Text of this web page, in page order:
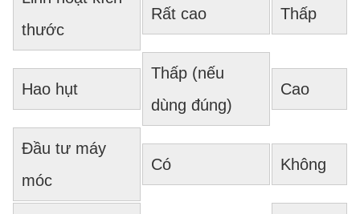
thước
Rất cao Thấp
Hao hụt
Thấp (nếu
dùng đúng)
Cao
Đầu tư máy
móc
Có Không